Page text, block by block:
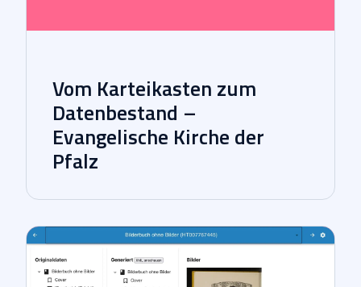
Vom Karteikasten zum
Datenbestand –
Evangelische Kirche der
Pfalz